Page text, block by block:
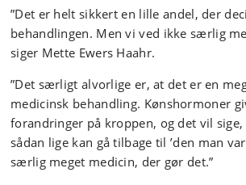
”Det er helt sikkert en lille andel, der
behandlingen. Men vi ved ikke særlig
siger Mette Ewers Haahr.
”Det særligt alvorlige er, at det er en
medicinsk behandling. Kønshormoner
forandringer på kroppen, og det vil
sådan lige kan gå tilbage til ’den man
særlig meget medicin, der gør det.”